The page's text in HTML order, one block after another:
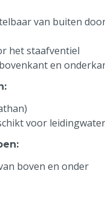
van buiten
het staafventiel
en
:
voor
:
boven en onder